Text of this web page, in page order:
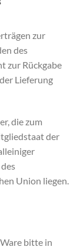
zur
des
zur Rückgabe
Lieferung
die zum
der
Union liegen.
bitte in